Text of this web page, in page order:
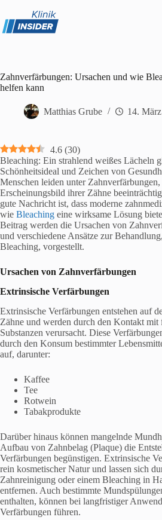
springen
Zahnverfärbungen: Ursachen und wie
helfen kann
Matthias Grube 14.
4.6 (30)
Bleaching: Ein strahlend weißes Lächeln
Schönheitsideal und Zeichen von
Menschen leiden unter Zahnverfärbungen,
Erscheinungsbild ihrer Zähne
gute Nachricht ist, dass moderne
wie Bleaching eine wirksame Lösung
Beitrag werden die Ursachen von
und verschiedene Ansätze zur
Bleaching, vorgestellt.
Ursachen von Zahnverfärbungen
Extrinsische Verfärbungen
Extrinsische Verfärbungen entstehen auf
Zähne und werden durch den Kontakt mit
Substanzen verursacht. Diese
durch den Konsum bestimmter
auf, darunter:
Kaffee
Tee
Rotwein
Tabakprodukte
Darüber hinaus können mangelnde
Aufbau von Zahnbelag (Plaque) die
Verfärbungen begünstigen. Extrinsische
rein kosmetischer Natur und lassen sich
Zahnreinigung oder einem Bleaching in
entfernen. Auch bestimmte
enthalten, können bei langfristiger
Verfärbungen führen.